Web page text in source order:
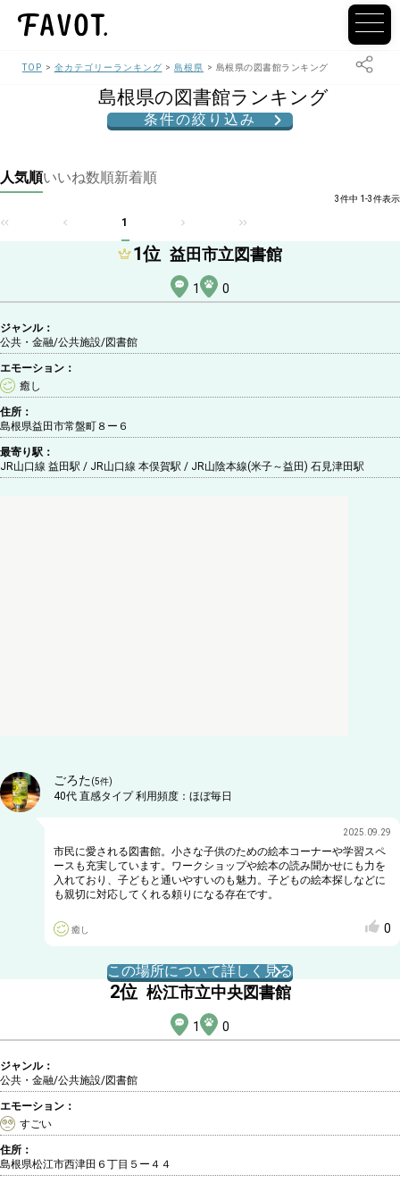
TOP 全カテゴリーランキング 島根県 島根県の図書館ランキング
島根県の図書館ランキング
条件の絞り込み
人気順いいね数順新着順
3件中 1-3件表示
1
1位 益田市立図書館
1 0
ジャンル：
公共・金融/公共施設/図書館
エモーション：
癒し
住所：
島根県益田市常盤町８ー６
最寄り駅：
JR山口線 益田駅 / JR山口線 本俣賀駅 / JR山陰本線(米子～益田) 石見津田駅
ごろた(5件)
40代 直感タイプ利用頻度： ほぼ毎日
2025.09.29
市民に愛される図書館。小さな子供のための絵本コーナーや学習スペ
ースも充実しています。ワークショップや絵本の読み聞かせにも力を
入れており、子どもと通いやすいのも魅力。子どもの絵本探しなどに
も親切に対応してくれる頼りになる存在です。
癒し 0
この場所について詳しく見る
2位 松江市立中央図書館
1 0
ジャンル：
公共・金融/公共施設/図書館
エモーション：
すごい
住所：
島根県松江市西津田６丁目５ー４４